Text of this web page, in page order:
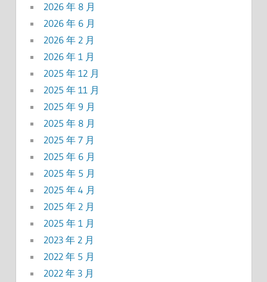
2026 年 8 月
2026 年 6 月
2026 年 2 月
2026 年 1 月
2025 年 12 月
2025 年 11 月
2025 年 9 月
2025 年 8 月
2025 年 7 月
2025 年 6 月
2025 年 5 月
2025 年 4 月
2025 年 2 月
2025 年 1 月
2023 年 2 月
2022 年 5 月
2022 年 3 月